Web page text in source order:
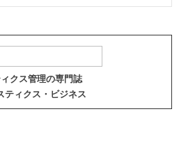
クス管理の専門誌
ティクス・ビジネス